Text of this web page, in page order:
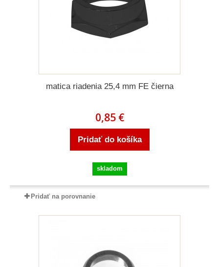
matica riadenia 25,4 mm FE čierna
0,85 €
Pridať do košíka
skladom
Pridať na porovnanie